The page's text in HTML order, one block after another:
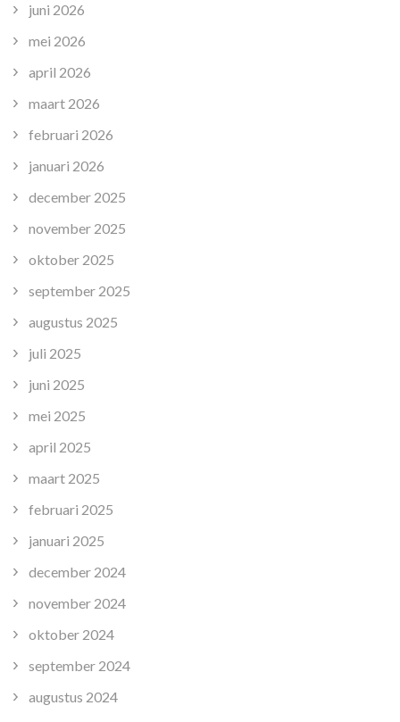
juni 2026
mei 2026
april 2026
maart 2026
februari 2026
januari 2026
december 2025
november 2025
oktober 2025
september 2025
augustus 2025
juli 2025
juni 2025
mei 2025
april 2025
maart 2025
februari 2025
januari 2025
december 2024
november 2024
oktober 2024
september 2024
augustus 2024